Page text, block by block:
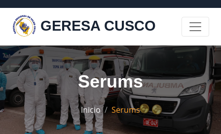
GERESA CUSCO
Serums
Inicio Serums